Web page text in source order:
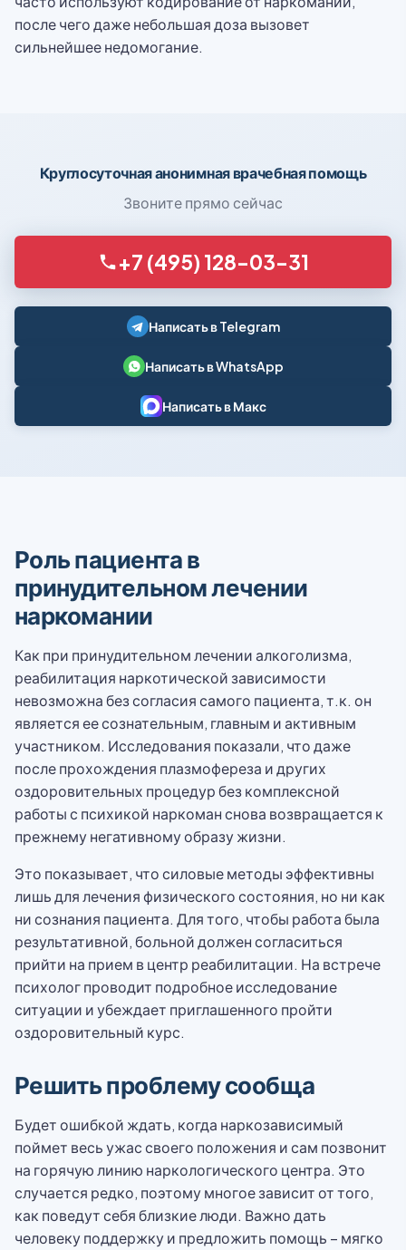
после чего даже небольшая доза вызовет
сильнейшее недомогание.
Круглосуточная анонимная врачебная помощь
Звоните прямо сейчас
+7 (495) 128-03-31
Написать в Telegram
Написать в WhatsApp
Написать в Макс
Роль пациента в
принудительном лечении
наркомании
Как при принудительном лечении алкоголизма,
реабилитация наркотической зависимости
невозможна без согласия самого пациента, т.к. он
является ее сознательным, главным и активным
участником. Исследования показали, что даже
после прохождения плазмофереза и других
оздоровительных процедур без комплексной
работы с психикой наркоман снова возвращается к
прежнему негативному образу жизни.
Это показывает, что силовые методы эффективны
лишь для лечения физического состояния, но ни как
ни сознания пациента. Для того, чтобы работа была
результативной, больной должен согласиться
прийти на прием в центр реабилитации. На встрече
психолог проводит подробное исследование
ситуации и убеждает приглашенного пройти
оздоровительный курс.
Решить проблему сообща
Будет ошибкой ждать, когда наркозависимый
поймет весь ужас своего положения и сам позвонит
на горячую линию наркологического центра. Это
случается редко, поэтому многое зависит от того,
как поведут себя близкие люди. Важно дать
человеку поддержку и предложить помощь – мягко